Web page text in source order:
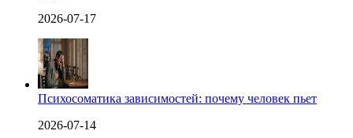
2026-07-17
Психосоматика зависимостей: почему человек пьет
2026-07-14